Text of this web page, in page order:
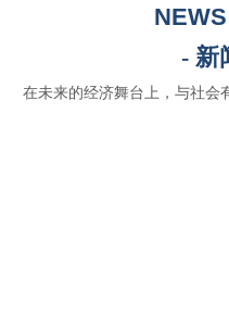
- 新
在未来的经济舞台上，与社会